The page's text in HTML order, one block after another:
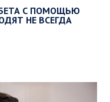
С ПОМОЩЬЮ
НЕ ВСЕГДА